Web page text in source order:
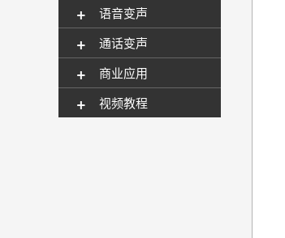
语音变声
+
通话变声
+
商业应用
+
视频教程
+